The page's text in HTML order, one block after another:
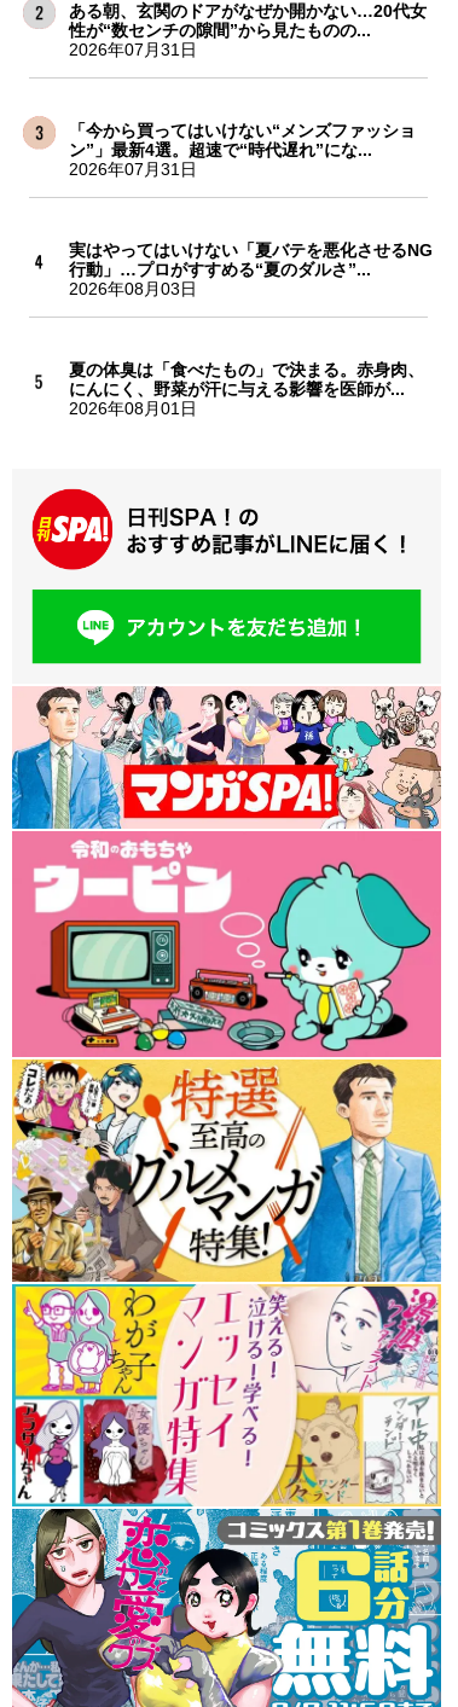
ある朝、玄関のドアがなぜか開かない…20代女
性が“数センチの隙間”から見たものの...
2026年07月31日
「今から買ってはいけない“メンズファッショ
ン”」最新4選。超速で“時代遅れ”にな...
2026年07月31日
実はやってはいけない「夏バテを悪化させるNG
行動」…プロがすすめる“夏のダルさ”...
2026年08月03日
夏の体臭は「食べたもの」で決まる。赤身肉、
にんにく、野菜が汗に与える影響を医師が...
2026年08月01日